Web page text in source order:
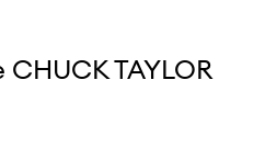
TAYLOR